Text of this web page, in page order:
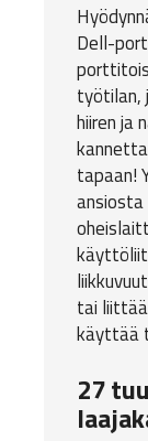
Dell-
työtilan,
hiiren ja
tapaan!
tai
käyttää
27